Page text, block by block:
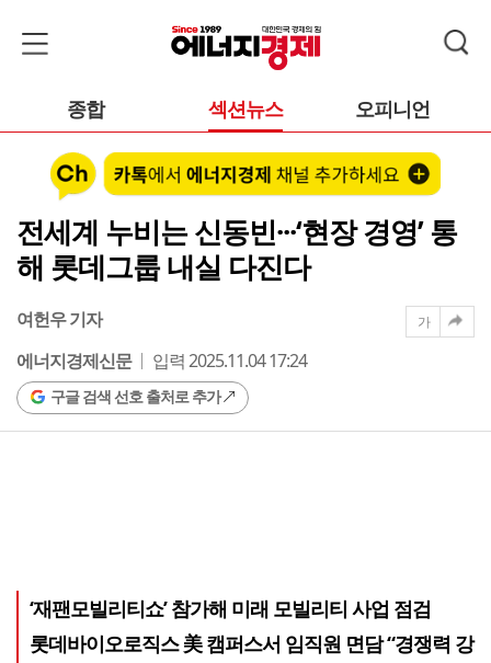
종합 섹션뉴스 오피니언
전세계 누비는 신동빈···‘현장 경영’ 통
해 롯데그룹 내실 다진다
여헌우 기자
에너지경제신문
입력 2025.11.04 17:24
구글 검색 선호 출처로 추가
가
‘재팬모빌리티쇼’ 참가해 미래 모빌리티 사업 점검
롯데바이오로직스 美 캠퍼스서 임직원 면담 “경쟁력 강